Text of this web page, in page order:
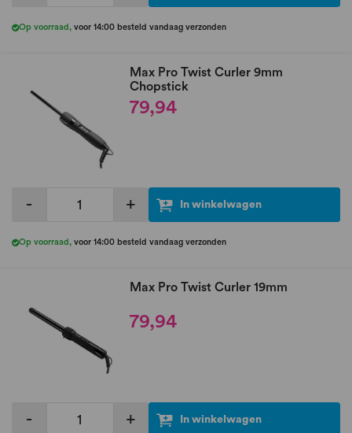
Op voorraad , voor 14:00 besteld vandaag verzonden
Max Pro Twist Curler 9mm
Chopstick
79,94
- + In winkelwagen
Op voorraad , voor 14:00 besteld vandaag verzonden
Max Pro Twist Curler 19mm
79,94
- + In winkelwagen